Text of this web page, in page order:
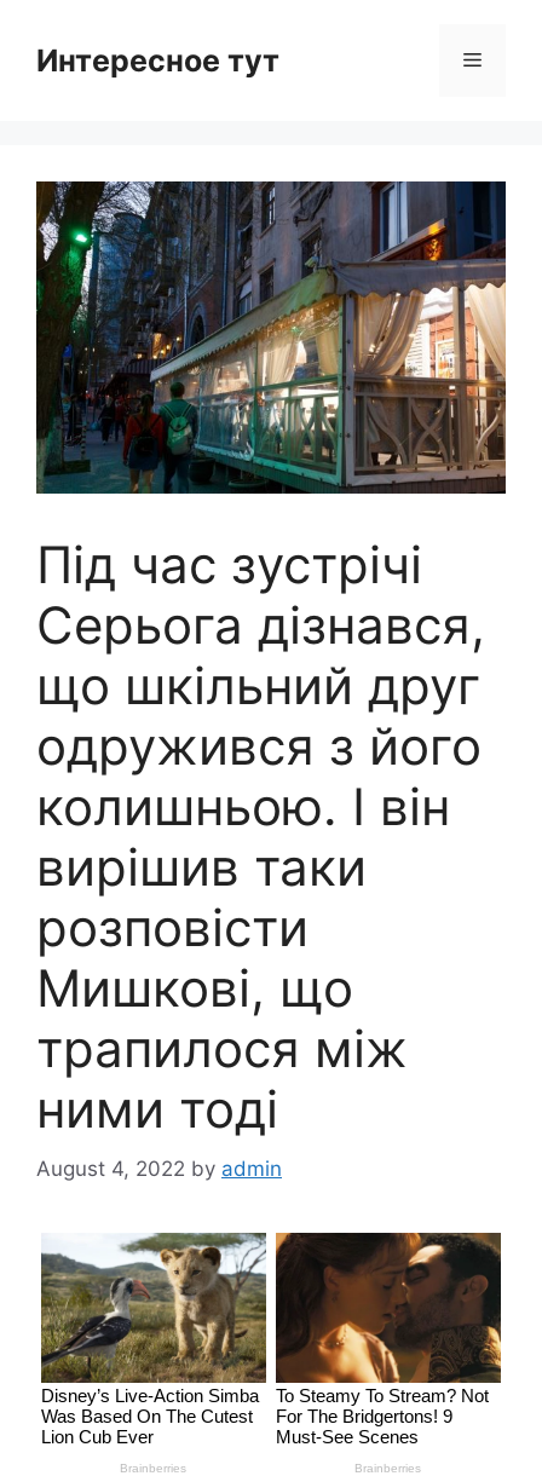
contentИнтересное тут Menu
Під час зустрічі
Серьога дізнався,
що шкільний друг
одружився з його
колишньою. І він
вирішив таки
розповісти
Мишкові, що
трапилося між
ними тоді
August 4, 2022 by admin